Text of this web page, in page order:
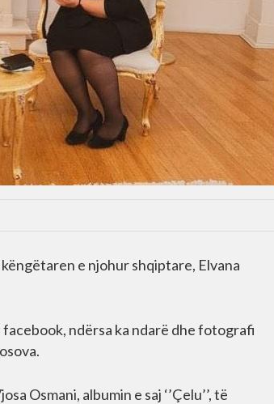
e njohur shqiptare, Elvana
ndërsa ka ndarë dhe fotografi
Osmani, albumin e saj ‘’Çelu’’, të